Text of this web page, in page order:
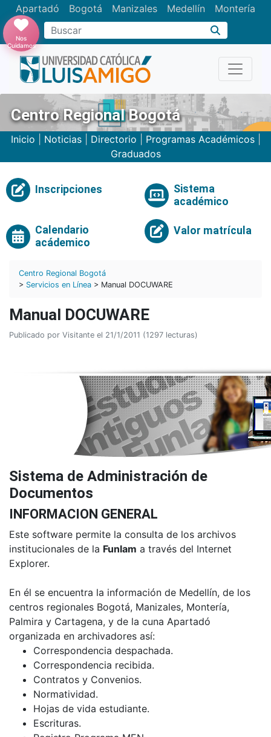
Apartadó Bogotá Manizales Medellín Montería
Nos
Cuidamos
Centro Regional Bogotá
Inicio Noticias| Directorio Programas Académicos|
Graduados
Inscripciones
Sistema
académico
Calendario
acádemico
Valor matrícula
Centro Regional Bogotá
> Servicios en Línea > Manual DOCUWARE
Manual DOCUWARE
Publicado por Visitante el 21/1/2011 (1297 lecturas)
Sistema de Administración de
Documentos
INFORMACION GENERAL
Este software permite la consulta de los archivos
institucionales de la Funlam a través del Internet
Explorer.
En él se encuentra la información de Medellín, de los
centros regionales Bogotá, Manizales, Montería,
Palmira y Cartagena, y de la cuna Apartadó
organizada en archivadores así:
Correspondencia despachada.
Correspondencia recibida.
Contratos y Convenios.
Normatividad.
Hojas de vida estudiante.
Escrituras.